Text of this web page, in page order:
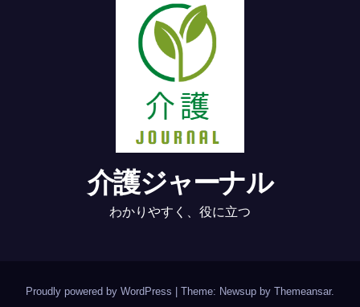
介護ジャーナル
わかりやすく、役に立つ
Proudly powered by WordPress Theme: Newsup by Themeansar.